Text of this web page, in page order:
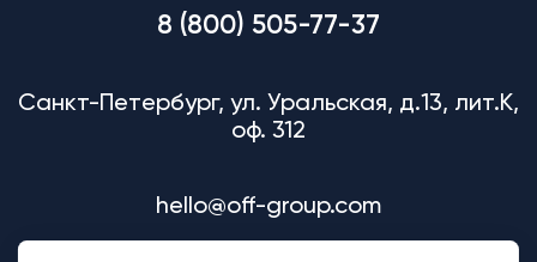
8 (800) 505-77-37
Санкт-Петербург, ул. Уральская, д.13, лит.К,
оф. 312
hello@off-group.com